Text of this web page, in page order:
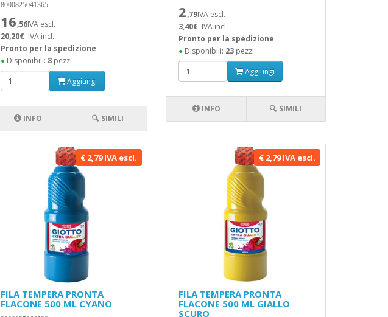
8000825041365
16,56IVA escl.
20,20€ IVA incl.
Pronto per la spedizione
●Disponibili: 8pezzi
Aggiungi
INFO 🔍 SIMILI
2,79IVA escl.
3,40€ IVA incl.
Pronto per la spedizione
● Disponibili: 23 pezzi
Aggiungi
INFO 🔍 SIMILI
€ 2,79 IVA escl.
FILA TEMPERA PRONTA
FLACONE 500 ML CYANO
€ 2,79 IVA escl.
FILA TEMPERA PRONTA
FLACONE 500 ML GIALLO
SCURO